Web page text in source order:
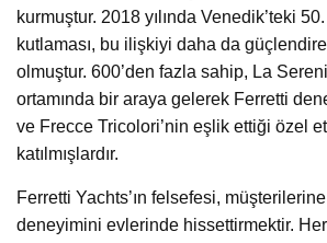
kurmuştur. 2018 yılında Venedik’teki
kutlaması, bu ilişkiyi daha da
olmuştur. 600’den fazla sahip, La
ortamında bir araya gelerek Ferretti
ve Frecce Tricolori’nin eşlik ettiği özel
katılmışlardır.
Ferretti Yachts’ın felsefesi,
deneyimini evlerinde hissettirmektir. Her